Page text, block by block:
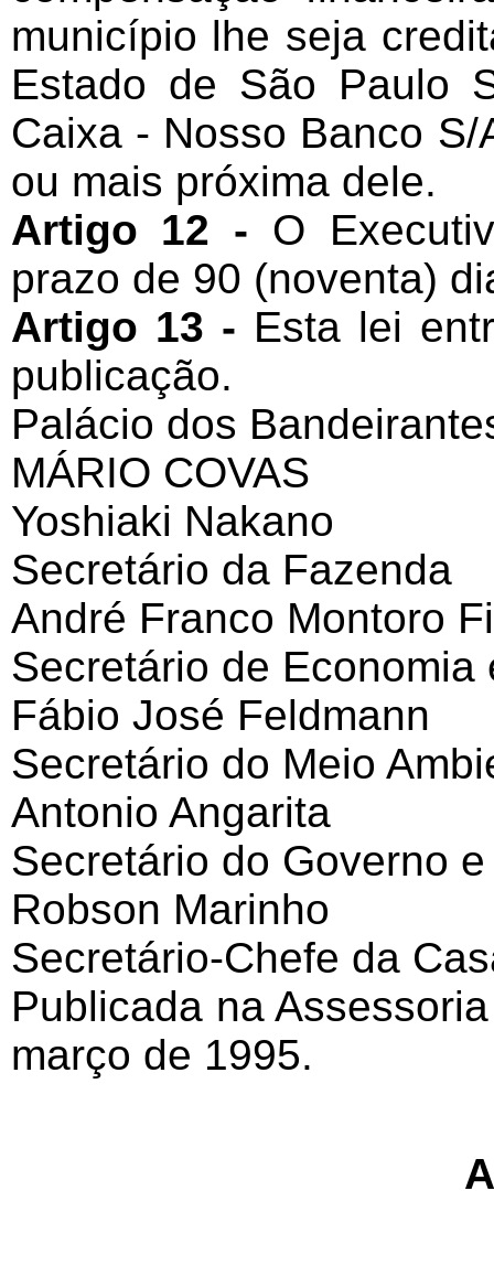
município lhe seja
Estado de São Paulo
Caixa - Nosso Banco
ou mais próxima dele.
Artigo 12 - O
prazo de 90 (noventa)
Artigo 13 - Esta lei
publicação.
Palácio dos
MÁRIO COVAS
Yoshiaki Nakano
Secretário da Fazenda
André Franco Montoro
Secretário de Economia
Fábio José Feldmann
Secretário do Meio
Antonio Angarita
Secretário do Governo
Robson Marinho
Secretário-Chefe da
Publicada na
março de 1995.